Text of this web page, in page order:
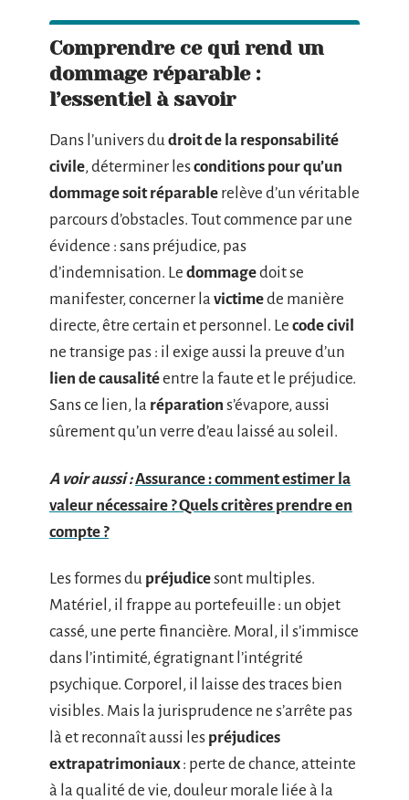
Comprendre ce qui rend un
dommage réparable :
l’essentiel à savoir
Dans l’univers dudroit de la responsabilité
civile, déterminer lesconditions pour qu’un
dommage soit réparable relève d’un véritable
parcours d’obstacles. Tout commence par une
évidence : sans préjudice, pas
d’indemnisation. Le dommagedoit se
manifester, concerner la victimede manière
directe, être certain et personnel. Le code civil
ne transige pas : il exige aussi la preuve d’un
lien de causalitéentre la faute et le préjudice.
Sans ce lien, la réparation s’évapore, aussi
sûrement qu’un verre d’eau laissé au soleil.
A voir aussi :Assurance : comment estimer la
valeur nécessaire ? Quels critères prendre en
compte ?
Les formes du préjudicesont multiples.
Matériel, il frappe au portefeuille : un objet
cassé, une perte financière. Moral, il s’immisce
dans l’intimité, égratignant l’intégrité
psychique. Corporel, il laisse des traces bien
visibles. Mais la jurisprudence ne s’arrête pas
là et reconnaît aussi les préjudices
extrapatrimoniaux: perte de chance, atteinte
à la qualité de vie, douleur morale liée à la